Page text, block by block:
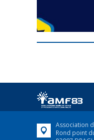
CARNET
Afin
FEUILLETER
Association
Rond point